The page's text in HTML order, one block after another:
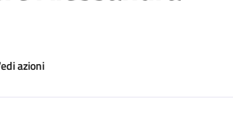
azioni